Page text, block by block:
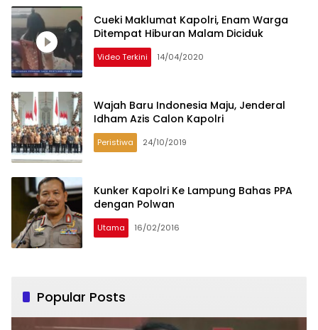
Cueki Maklumat Kapolri, Enam Warga
Ditempat Hiburan Malam Diciduk
Video Terkini 14/04/2020
Wajah Baru Indonesia Maju, Jenderal
Idham Azis Calon Kapolri
Peristiwa 24/10/2019
Kunker Kapolri Ke Lampung Bahas PPA
dengan Polwan
Utama 16/02/2016
Popular Posts